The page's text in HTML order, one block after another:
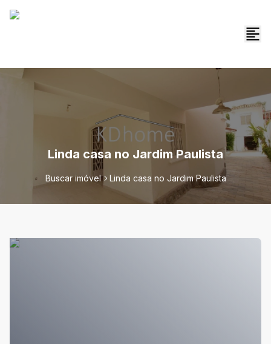
Linda casa no Jardim Paulista
Buscar imóvel Linda casa no Jardim Paulista